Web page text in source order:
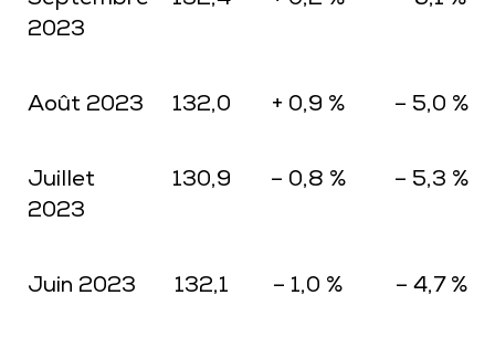
2023
Août 2023 132,0 + 0,9 % – 5,0 %
Juillet
2023
130,9 – 0,8 % – 5,3 %
Juin 2023 132,1 – 1,0 % – 4,7 %